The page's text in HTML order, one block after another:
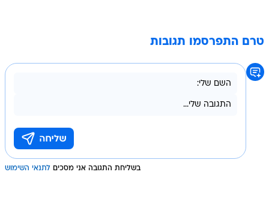
טרם התפרסמו תגובות
בשליחת התגובה אני מסכים לתנאי השימוש